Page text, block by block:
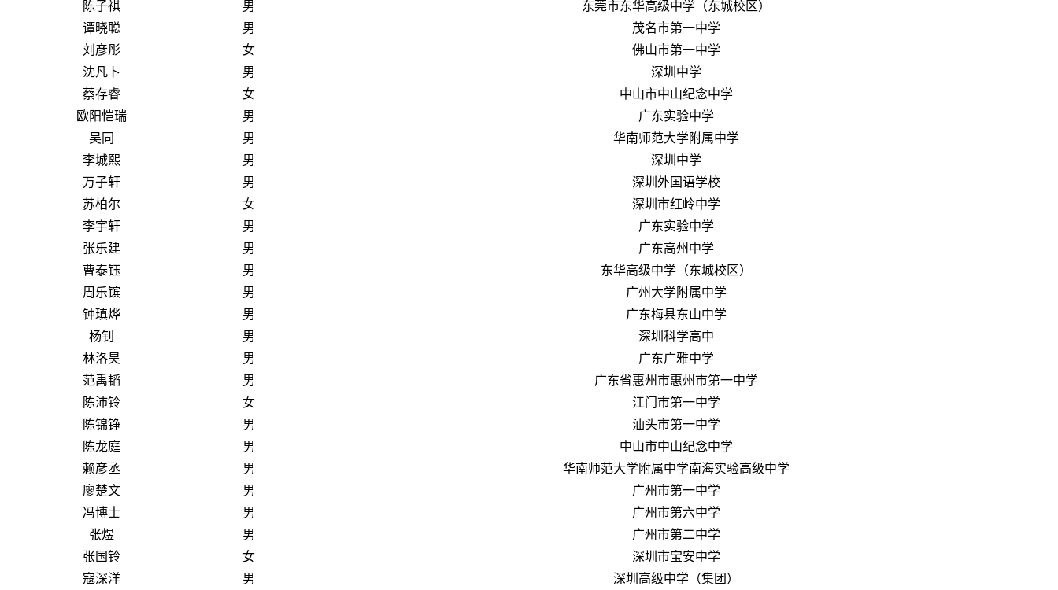
陈子祺
男
东莞市东华高级中学（东城校区）
谭晓聪
男
茂名市第一中学
刘彦彤
女
佛山市第一中学
沈凡卜
男
深圳中学
蔡存睿
女
中山市中山纪念中学
欧阳恺瑞
男
广东实验中学
吴同
男
华南师范大学附属中学
李城熙
男
深圳中学
万子轩
男
深圳外国语学校
苏柏尔
女
深圳市红岭中学
李宇轩
男
广东实验中学
张乐建
男
广东高州中学
曹泰钰
男
东华高级中学（东城校区）
周乐镔
男
广州大学附属中学
钟瑱烨
男
广东梅县东山中学
杨钊
男
深圳科学高中
林洛昊
男
广东广雅中学
范禹韬
男
广东省惠州市惠州市第一中学
陈沛铃
女
江门市第一中学
陈锦铮
男
汕头市第一中学
陈龙庭
男
中山市中山纪念中学
赖彦丞
男
华南师范大学附属中学南海实验高级中学
廖楚文
男
广州市第一中学
冯博士
男
广州市第六中学
张煜
男
广州市第二中学
张国铃
女
深圳市宝安中学
寇深洋
男 深圳高级中学（集团）